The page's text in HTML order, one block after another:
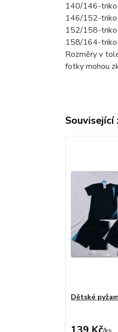
140/146-
146/152-
152/158-
158/164-
Rozměry v
fotky mohou
Související
Dětské